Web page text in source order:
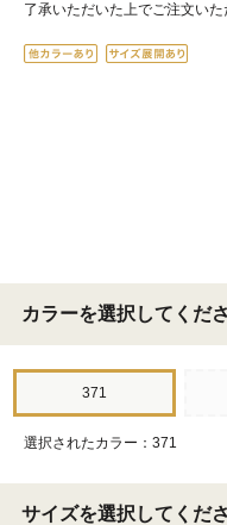
了承いただいた上でご注文いた
カラーを選択してくだ
371
選択されたカラー：371
サイズを選択してくだ